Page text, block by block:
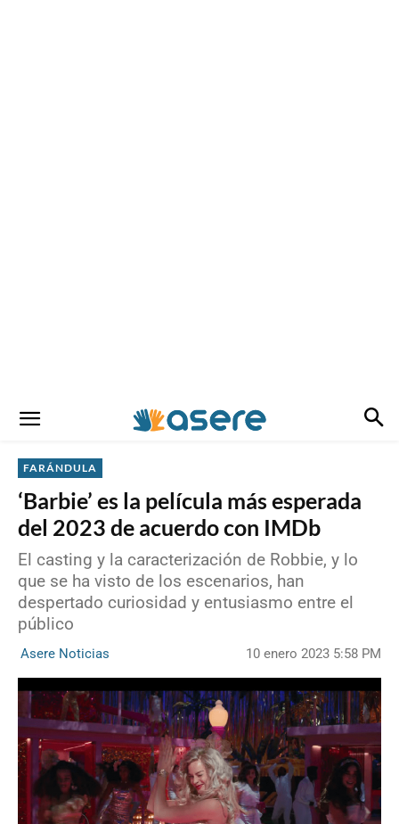
FARÁNDULA
‘Barbie’ es la película más esperada
del 2023 de acuerdo con IMDb
El casting y la caracterización de Robbie, y lo
que se ha visto de los escenarios, han
despertado curiosidad y entusiasmo entre el
público
Asere Noticias 10 enero 2023 5:58 PM